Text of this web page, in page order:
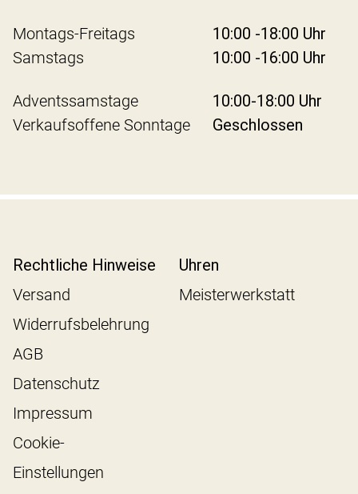
Montags-Freitags
10:00 -18:00 Uhr
Samstags
10:00 -16:00 Uhr
Adventssamstage
10:00-18:00 Uhr
Verkaufsoffene Sonntage
Geschlossen
Rechtliche Hinweise
Versand
Widerrufsbelehrung
AGB
Datenschutz
Impressum
Cookie-
Einstellungen
Uhren
Meisterwerkstatt